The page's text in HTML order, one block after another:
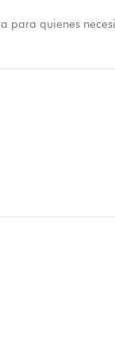
quienes